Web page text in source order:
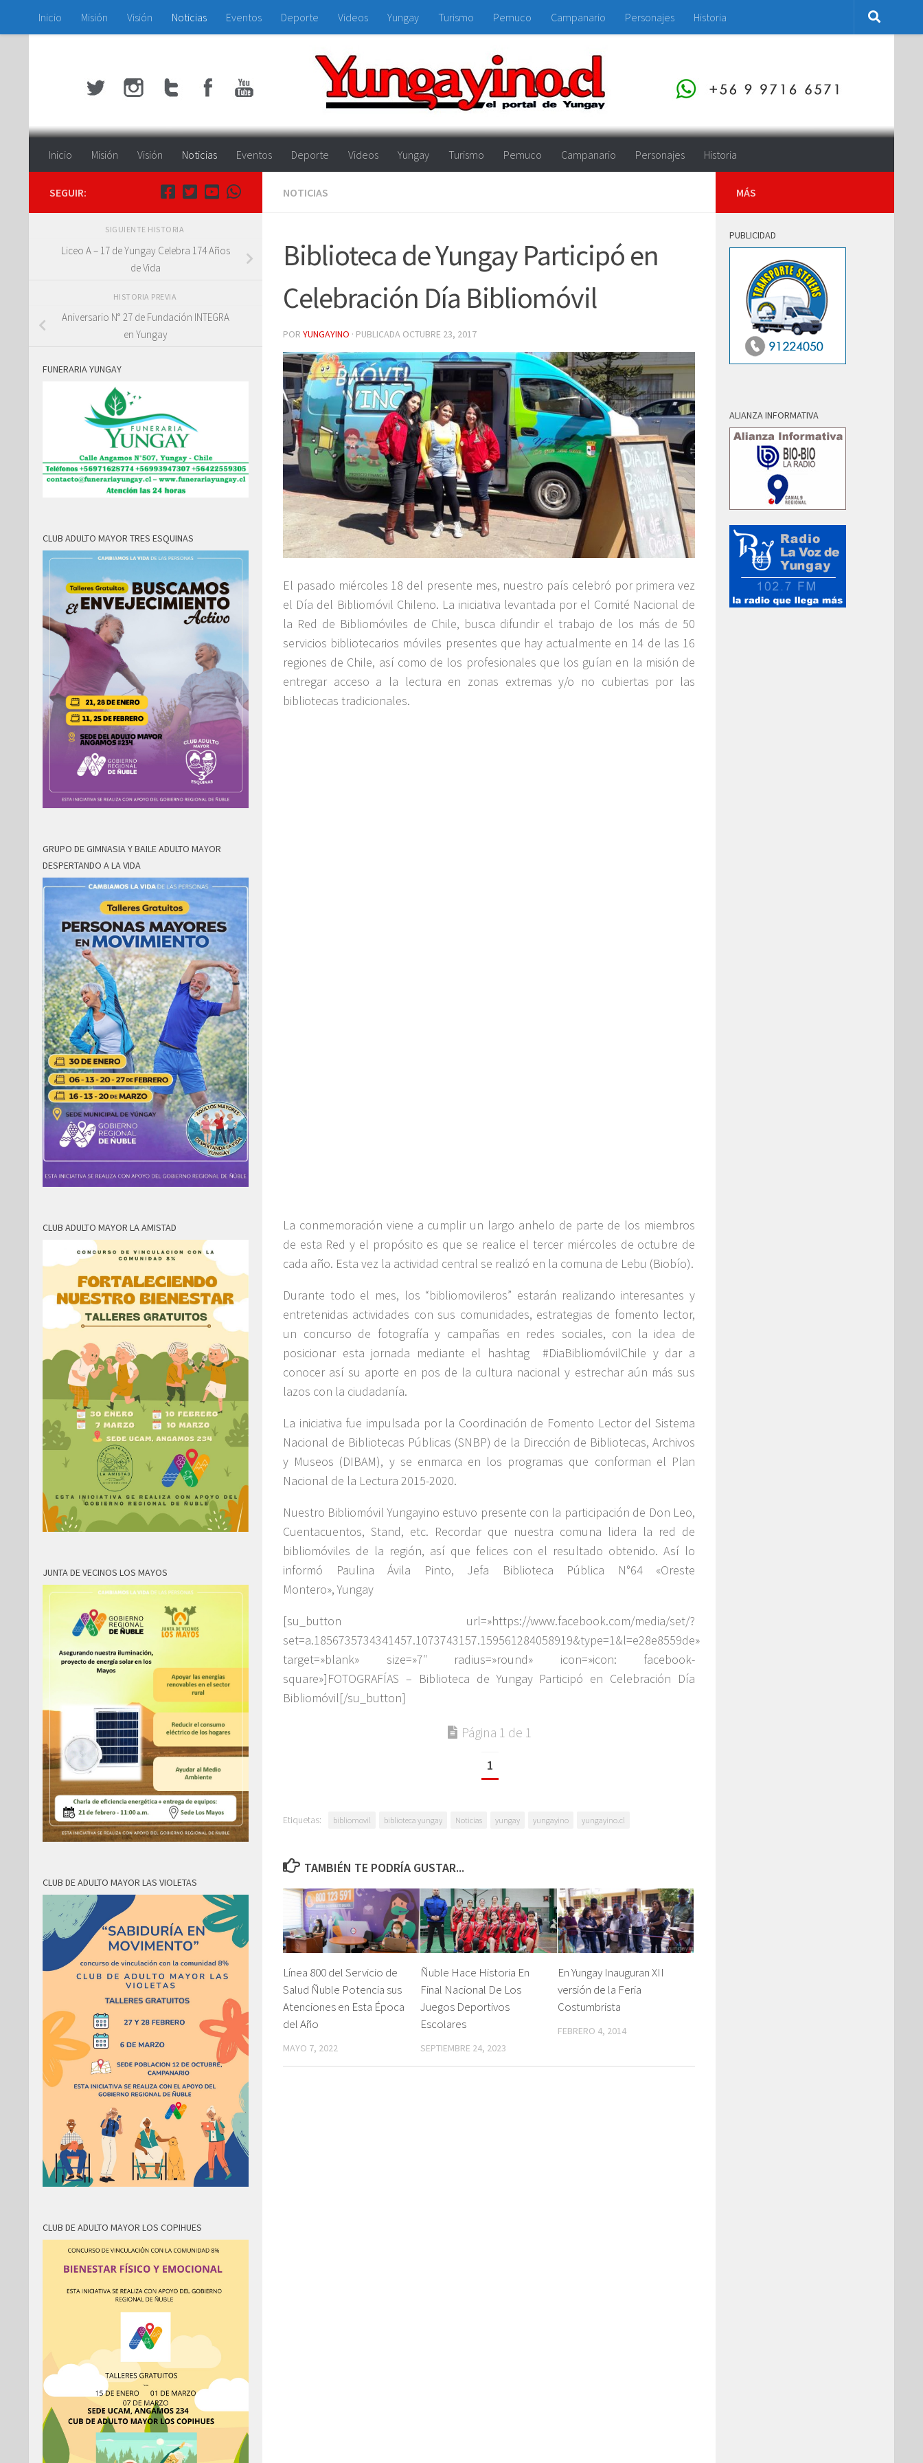
Saltar al contenido
Inicio Misión Visión Noticias Eventos Deporte Videos Yungay Turismo Pemuco Campanario Personajes Historia
Inicio Misión Visión Noticias Eventos Deporte Videos Yungay Turismo Pemuco Campanario Personajes Historia
NOTICIAS
Biblioteca de Yungay Participó en
Celebración Día Bibliomóvil
POR YUNGAYINO · PUBLICADA OCTUBRE 23, 2017
El pasado miércoles 18 del presente mes, nuestro país celebró por primera vez
el Día del Bibliomóvil Chileno. La iniciativa levantada por el Comité Nacional de
la Red de Bibliomóviles de Chile, busca difundir el trabajo de los más de 50
servicios bibliotecarios móviles presentes que hay actualmente en 14 de las 16
regiones de Chile, así como de los profesionales que los guían en la misión de
entregar acceso a la lectura en zonas extremas y/o no cubiertas por las
bibliotecas tradicionales.
La conmemoración viene a cumplir un largo anhelo de parte de los miembros
de esta Red y el propósito es que se realice el tercer miércoles de octubre de
cada año. Esta vez la actividad central se realizó en la comuna de Lebu (Biobío).
Durante todo el mes, los “bibliomovileros” estarán realizando interesantes y
entretenidas actividades con sus comunidades, estrategias de fomento lector,
un concurso de fotografía y campañas en redes sociales, con la idea de
posicionar esta jornada mediante el hashtag #DiaBibliomóvilChile y dar a
conocer así su aporte en pos de la cultura nacional y estrechar aún más sus
lazos con la ciudadanía.
La iniciativa fue impulsada por la Coordinación de Fomento Lector del Sistema
Nacional de Bibliotecas Públicas (SNBP) de la Dirección de Bibliotecas, Archivos
y Museos (DIBAM), y se enmarca en los programas que conforman el Plan
Nacional de la Lectura 2015-2020.
Nuestro Bibliomóvil Yungayino estuvo presente con la participación de Don Leo,
Cuentacuentos, Stand, etc. Recordar que nuestra comuna lidera la red de
bibliomóviles de la región, así que felices con el resultado obtenido. Así lo
informó Paulina Ávila Pinto, Jefa Biblioteca Pública N°64 «Oreste
Montero», Yungay
[su_button url=»https://www.facebook.com/media/set/?
set=a.1856735734341457.1073743157.159561284058919&type=1&l=e28e8559de»
target=»blank» size=»7″ radius=»round» icon=»icon: facebook-
square»]FOTOGRAFÍAS – Biblioteca de Yungay Participó en Celebración Día
Bibliomóvil[/su_button]
Página 1 de 1
1
Etiquetas: bibliomovil biblioteca yungay Noticias yungay yungayino yungayino.cl
TAMBIÉN TE PODRÍA GUSTAR...
Línea 800 del Servicio de
Salud Ñuble Potencia sus
Atenciones en Esta Época
del Año
MAYO 7, 2022
Ñuble Hace Historia En
Final Nacional De Los
Juegos Deportivos
Escolares
SEPTIEMBRE 24, 2023
En Yungay Inauguran XII
versión de la Feria
Costumbrista
FEBRERO 4, 2014
SEGUIR:
SIGUIENTE HISTORIA
Liceo A – 17 de Yungay Celebra 174 Años
de Vida
HISTORIA PREVIA
Aniversario N° 27 de Fundación INTEGRA
en Yungay
FUNERARIA YUNGAY
CLUB ADULTO MAYOR TRES ESQUINAS
GRUPO DE GIMNASIA Y BAILE ADULTO MAYOR
DESPERTANDO A LA VIDA
CLUB ADULTO MAYOR LA AMISTAD
JUNTA DE VECINOS LOS MAYOS
CLUB DE ADULTO MAYOR LAS VIOLETAS
CLUB DE ADULTO MAYOR LOS COPIHUES
MÁS
PUBLICIDAD
ALIANZA INFORMATIVA